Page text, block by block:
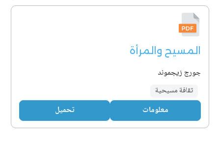
المسيح والمرأة
جورج زيجموند
ثقافة مسيحية
معلومات تحميل